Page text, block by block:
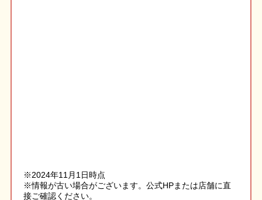
※2024年11月1日時点
※情報が古い場合がございます。公式HPまたは店舗に直
接ご確認ください。